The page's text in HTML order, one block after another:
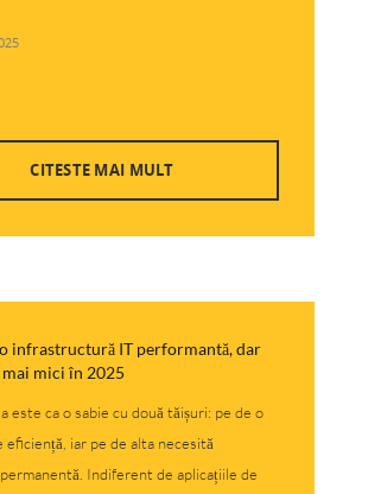
CITESTE MAI MULT
infrastructură IT performantă, dar
mici în 2025
este ca o sabie cu două tăișuri: pe de o
eficiență, iar pe de alta necesită
Indiferent de aplicațiile de